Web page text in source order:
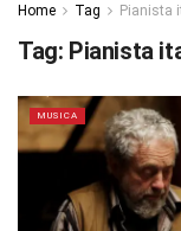
Home Tag Pianista
Tag: Pianista
MUSICA